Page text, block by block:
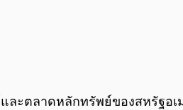
ละตลาดหลักทรัพย์ของสหรัฐอ